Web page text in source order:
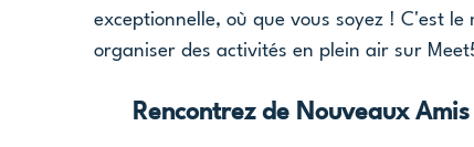
exceptionnelle, où que vous soyez ! C'est
organiser des activités en plein air sur
Rencontrez de Nouveaux